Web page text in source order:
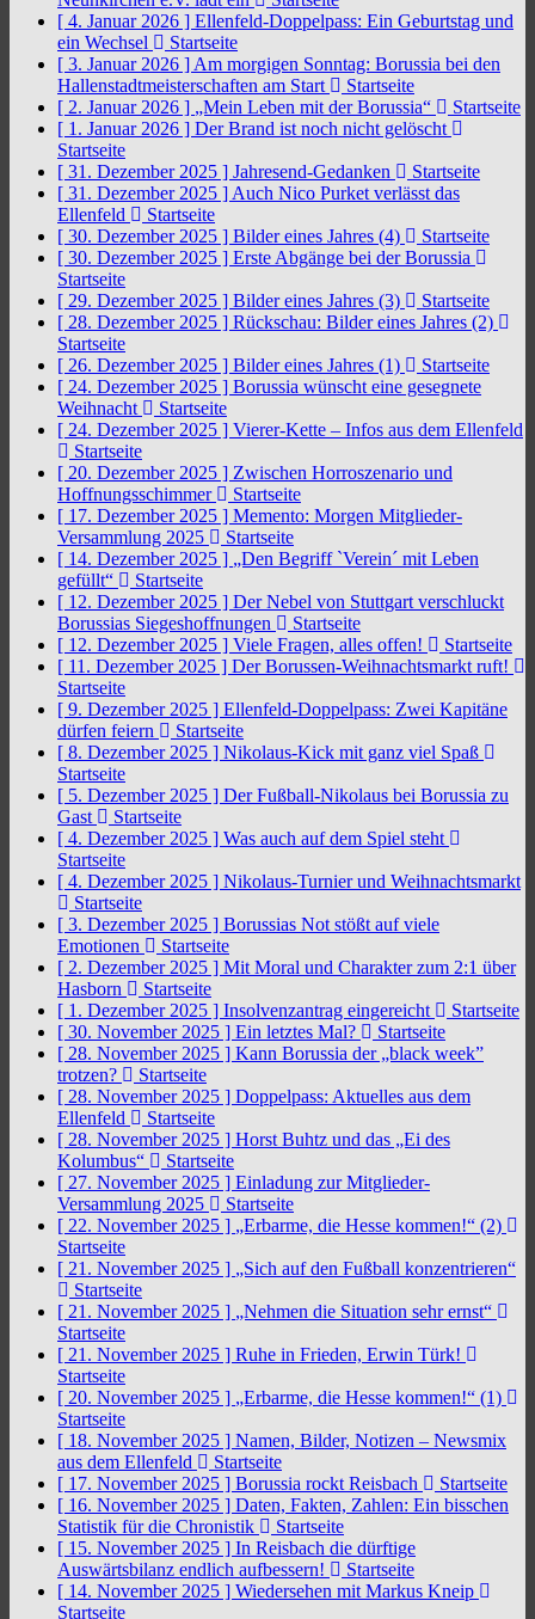
[ 4. Januar 2026 ] Ellenfeld-Doppelpass: Ein Geburtstag und
ein Wechsel
Startseite
[ 3. Januar 2026 ] Am morgigen Sonntag: Borussia bei den
Hallenstadtmeisterschaften am Start
Startseite
[ 2. Januar 2026 ] „Mein Leben mit der Borussia“
Startseite
[ 1. Januar 2026 ] Der Brand ist noch nicht gelöscht
Startseite
[ 31. Dezember 2025 ] Jahresend-Gedanken
Startseite
[ 31. Dezember 2025 ] Auch Nico Purket verlässt das
Ellenfeld
Startseite
[ 30. Dezember 2025 ] Bilder eines Jahres (4)
Startseite
[ 30. Dezember 2025 ] Erste Abgänge bei der Borussia
Startseite
[ 29. Dezember 2025 ] Bilder eines Jahres (3)
Startseite
[ 28. Dezember 2025 ] Rückschau: Bilder eines Jahres (2)
Startseite
[ 26. Dezember 2025 ] Bilder eines Jahres (1)
Startseite
[ 24. Dezember 2025 ] Borussia wünscht eine gesegnete
Weihnacht
Startseite
[ 24. Dezember 2025 ] Vierer-Kette – Infos aus dem Ellenfeld
Startseite
[ 20. Dezember 2025 ] Zwischen Horroszenario und
Hoffnungsschimmer
Startseite
[ 17. Dezember 2025 ] Memento: Morgen Mitglieder-
Versammlung 2025
Startseite
[ 14. Dezember 2025 ] „Den Begriff `Verein´ mit Leben
gefüllt“
Startseite
[ 12. Dezember 2025 ] Der Nebel von Stuttgart verschluckt
Borussias Siegeshoffnungen
Startseite
[ 12. Dezember 2025 ] Viele Fragen, alles offen!
Startseite
[ 11. Dezember 2025 ] Der Borussen-Weihnachtsmarkt ruft!
Startseite
[ 9. Dezember 2025 ] Ellenfeld-Doppelpass: Zwei Kapitäne
dürfen feiern
Startseite
[ 8. Dezember 2025 ] Nikolaus-Kick mit ganz viel Spaß
Startseite
[ 5. Dezember 2025 ] Der Fußball-Nikolaus bei Borussia zu
Gast
Startseite
[ 4. Dezember 2025 ] Was auch auf dem Spiel steht
Startseite
[ 4. Dezember 2025 ] Nikolaus-Turnier und Weihnachtsmarkt
Startseite
[ 3. Dezember 2025 ] Borussias Not stößt auf viele
Emotionen
Startseite
[ 2. Dezember 2025 ] Mit Moral und Charakter zum 2:1 über
Hasborn
Startseite
[ 1. Dezember 2025 ] Insolvenzantrag eingereicht
Startseite
[ 30. November 2025 ] Ein letztes Mal?
Startseite
[ 28. November 2025 ] Kann Borussia der „black week”
trotzen?
Startseite
[ 28. November 2025 ] Doppelpass: Aktuelles aus dem
Ellenfeld
Startseite
[ 28. November 2025 ] Horst Buhtz und das „Ei des
Kolumbus“
Startseite
[ 27. November 2025 ] Einladung zur Mitglieder-
Versammlung 2025
Startseite
[ 22. November 2025 ] „Erbarme, die Hesse kommen!“ (2)
Startseite
[ 21. November 2025 ] „Sich auf den Fußball konzentrieren“
Startseite
[ 21. November 2025 ] „Nehmen die Situation sehr ernst“
Startseite
[ 21. November 2025 ] Ruhe in Frieden, Erwin Türk!
Startseite
[ 20. November 2025 ] „Erbarme, die Hesse kommen!“ (1)
Startseite
[ 18. November 2025 ] Namen, Bilder, Notizen – Newsmix
aus dem Ellenfeld
Startseite
[ 17. November 2025 ] Borussia rockt Reisbach
Startseite
[ 16. November 2025 ] Daten, Fakten, Zahlen: Ein bisschen
Statistik für die Chronistik
Startseite
[ 15. November 2025 ] In Reisbach die dürftige
Auswärtsbilanz endlich aufbessern!
Startseite
[ 14. November 2025 ] Wiedersehen mit Markus Kneip
Startseite